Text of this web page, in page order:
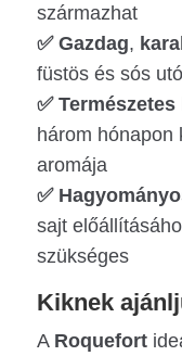
származhat
✅ Gazdag,
füstös és sós
✅
három hónapon
aromája
✅
sajt
szükséges
Kiknek
A Roquefort